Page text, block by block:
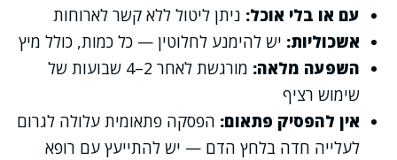
עם או בלי אוכל: ניתן ליטול ללא קשר לארוחות
אשכוליות: יש להימנע לחלוטין — כל כמות, כולל מיץ
השפעה מלאה:
מורגשת לאחר 2–4 שבועות של
שימוש רציף
אין להפסיק פתאום: הפסקה פתאומית עלולה לגרום
לעלייה חדה בלחץ הדם — יש להתייעץ עם רופא